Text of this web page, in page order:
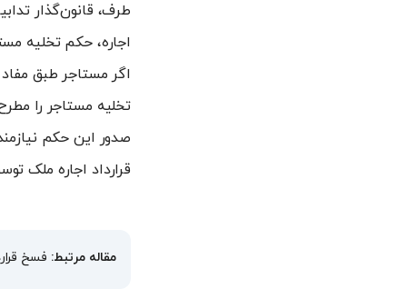
طرف، قانون‌گذار
اجاره، حکم تخلیه
اگر مستاجر طبق
تخلیه مستاجر را
صدور این حکم
قرارداد اجاره ملک
مقاله مرتبط: فسخ